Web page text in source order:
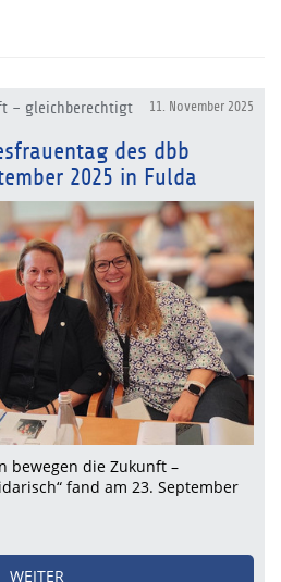
11. November 2025
– gleichberechtigt
des dbb
2025 in Fulda
bewegen die Zukunft –
fand am 23. September
WEITER